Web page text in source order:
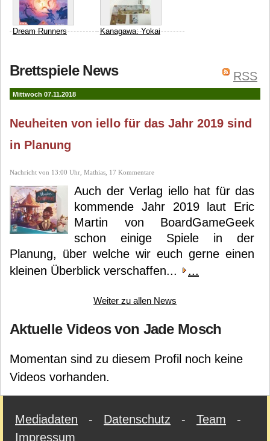
Dream Runners
Mosch Joan Dufour
Kanagawa: Yokai
Chevallier RSS
Brettspiele News
Mittwoch 07.11.2018
Neuheiten von iello für das Jahr 2019 sind
in Planung
Nachricht von 13:00 Uhr, Mathias, 17 Kommentare
Auch der Verlag iello hat für das
kommende Jahr 2019 laut Eric
Martin von BoardGameGeek
schon einige Spiele in der
Planung, über welche wir euch gerne einen
kleinen Überblick verschaffen...
...
Weiter zu allen News
Aktuelle Videos von Jade Mosch
Momentan sind zu diesem Profil noch keine
Videos vorhanden.
Mediadaten - Datenschutz - Team -
Impressum